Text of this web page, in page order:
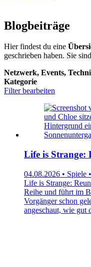
Blogbeiträge
Hier findest du eine
geschrieben haben. Sie
Netzwerk, Events,
Kategorie
Filter bearbeiten
Life is Strange:
04.08.2026 • Spiele
Life is Strange:
Reihe und führt im
Vorgänger schon
angeschaut, wie gut